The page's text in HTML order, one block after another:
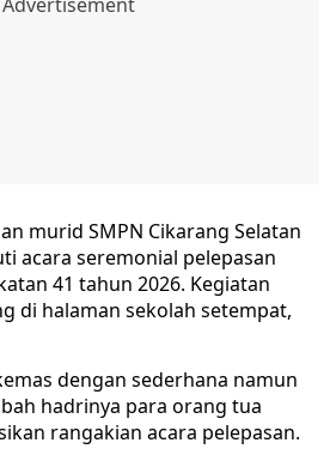
murid SMPN Cikarang Selatan
acara seremonial pelepasan
41 tahun 2026. Kegiatan
di halaman sekolah setempat,
dengan sederhana namun
hadrinya para orang tua
rangakian acara pelepasan.